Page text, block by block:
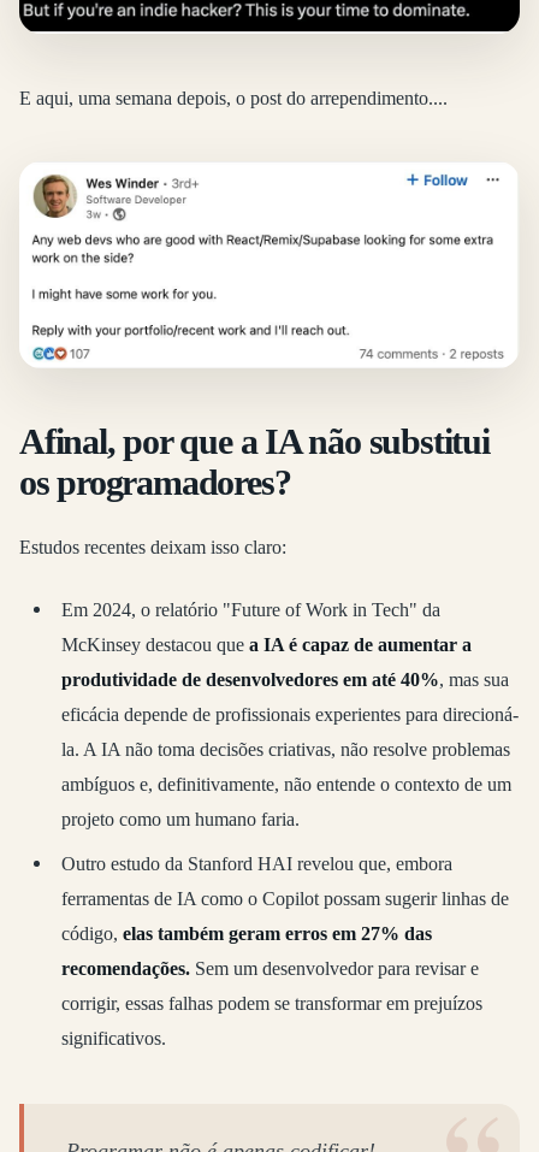
E aqui, uma semana depois, o post do arrependimento....
Afinal, por que a IA não substitui
os programadores?
Estudos recentes deixam isso claro:
Em 2024, o relatório "Future of Work in Tech" da
McKinsey destacou que a IA é capaz de aumentar a
produtividade de desenvolvedores em até 40%, mas sua
eficácia depende de profissionais experientes para direcioná-
la. A IA não toma decisões criativas, não resolve problemas
ambíguos e, definitivamente, não entende o contexto de um
projeto como um humano faria.
Outro estudo da Stanford HAI revelou que, embora
ferramentas de IA como o Copilot possam sugerir linhas de
código, elas também geram erros em 27% das
recomendações.Sem um desenvolvedor para revisar e
corrigir, essas falhas podem se transformar em prejuízos
significativos.